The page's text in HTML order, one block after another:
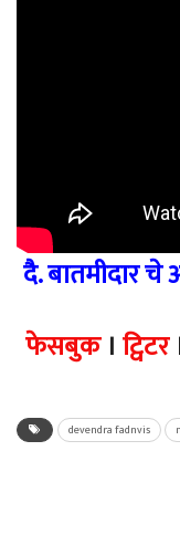
दै. बातमीदार
फेसबुक। ट्विटर
devendra fadnvis